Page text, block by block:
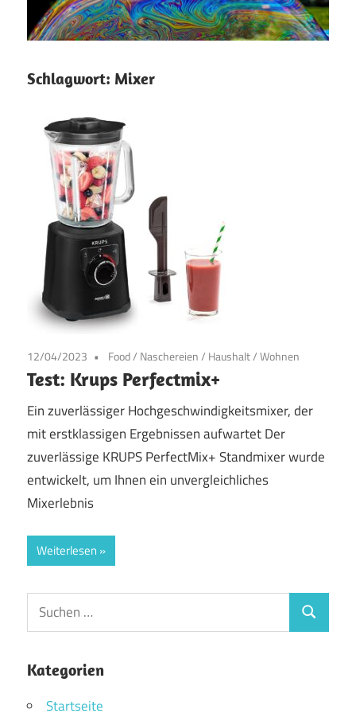
Schlagwort: Mixer
12/04/2023 Food / Naschereien/ Haushalt / Wohnen
Test: Krups Perfectmix+
Ein zuverlässiger Hochgeschwindigkeitsmixer, der
mit erstklassigen Ergebnissen aufwartet Der
zuverlässige KRUPS PerfectMix+ Standmixer wurde
entwickelt, um Ihnen ein unvergleichliches
Mixerlebnis
Weiterlesen
Suchen
nach:
Suchen
Kategorien
Startseite